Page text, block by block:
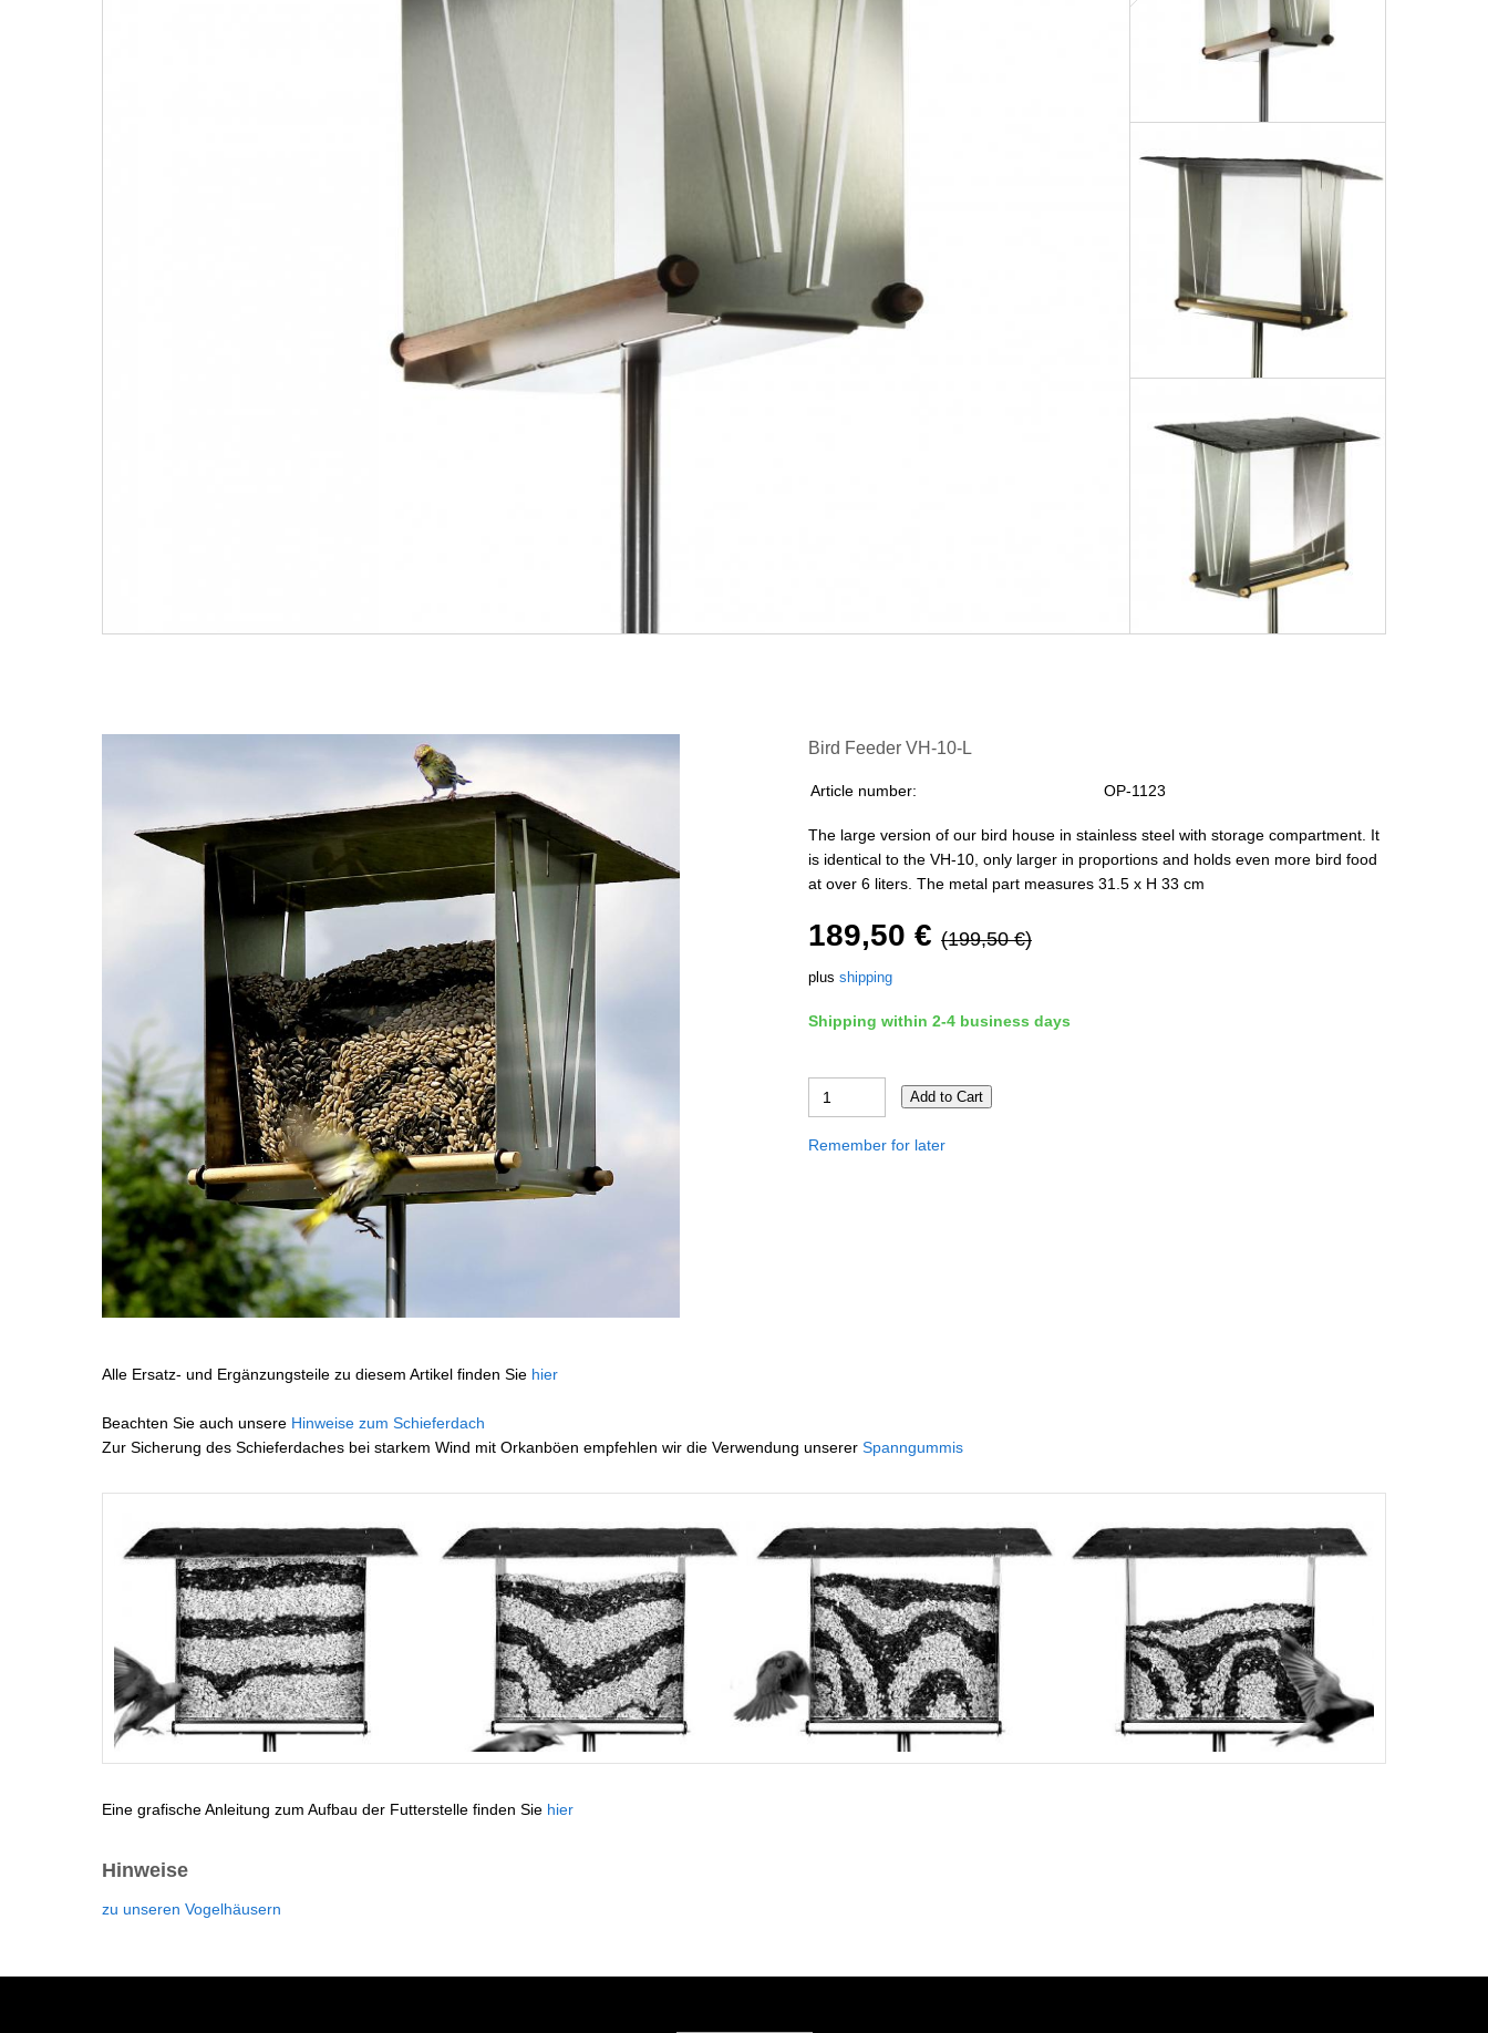
Bird Feeder VH-10-L
Article number: OP-1123
The large version of our bird house in stainless steel with storage compartment. It
is identical to the VH-10, only larger in proportions and holds even more bird food
at over 6 liters. The metal part measures 31.5 x H 33 cm
189,50 € (199,50 €)
plus shipping
Shipping within 2-4 business days
Add to Cart
Remember for later
Alle Ersatz- und Ergänzungsteile zu diesem Artikel finden Sie hier
Beachten Sie auch unsere Hinweise zum Schieferdach
Zur Sicherung des Schieferdaches bei starkem Wind mit Orkanböen empfehlen wir die Verwendung unserer Spanngummis
Eine grafische Anleitung zum Aufbau der Futterstelle finden Sie hier
Hinweise
zu unseren Vogelhäusern